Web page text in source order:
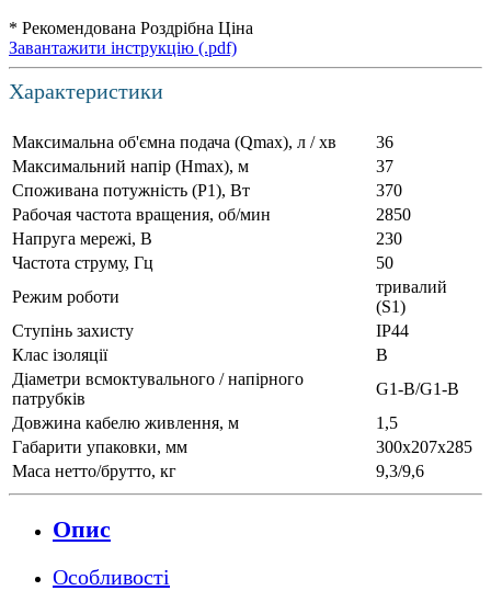
* Рекомендована Роздрібна Ціна
Завантажити інструкцію (.pdf)
Характеристики
Максимальна об'ємна подача (Qmax), л / хв
36
Максимальний напір (Нmax), м
37
Споживана потужність (Р1), Вт
370
Рабочая частота вращения, об/мин
2850
Напруга мережі, В
230
Частота струму, Гц
50
Режим роботи
тривалий
(S1)
Ступінь захисту
IP44
Клас ізоляції
В
Діаметри всмоктувального / напірного
патрубків
G1-B/G1-B
Довжина кабелю живлення, м
1,5
Габарити упаковки, мм
300х207х285
Маса нетто/брутто, кг
9,3/9,6
Опис
Особливості